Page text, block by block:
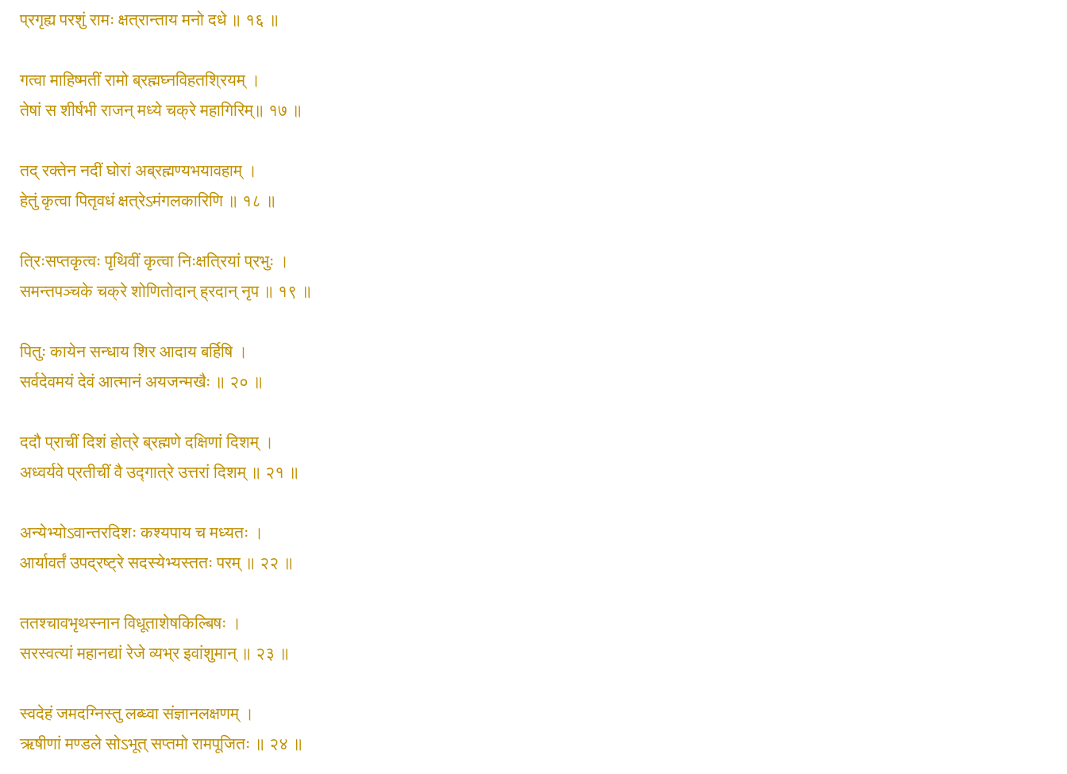
प्रगृह्य परशुं रामः क्षत्रान्ताय मनो दधे ॥ १६ ॥
गत्वा माहिष्मतीं रामो ब्रह्मघ्नविहतश्रियम् ।
तेषां स शीर्षभी राजन् मध्ये चक्रे महागिरिम्॥ १७ ॥
तद् रक्तेन नदीं घोरां अब्रह्मण्यभयावहाम् ।
हेतुं कृत्वा पितृवधं क्षत्रेऽमंगलकारिणि ॥ १८ ॥
त्रिःसप्तकृत्वः पृथिवीं कृत्वा निःक्षत्रियां प्रभुः ।
समन्तपञ्चके चक्रे शोणितोदान् ह्रदान् नृप ॥ १९ ॥
पितुः कायेन सन्धाय शिर आदाय बर्हिषि ।
सर्वदेवमयं देवं आत्मानं अयजन्मखैः ॥ २० ॥
ददौ प्राचीं दिशं होत्रे ब्रह्मणे दक्षिणां दिशम् ।
अध्वर्यवे प्रतीचीं वै उद्‍गात्रे उत्तरां दिशम् ॥ २१ ॥
अन्येभ्योऽवान्तरदिशः कश्यपाय च मध्यतः ।
आर्यावर्तं उपद्रष्ट्रे सदस्येभ्यस्ततः परम् ॥ २२ ॥
ततश्चावभृथस्नान विधूताशेषकिल्बिषः ।
सरस्वत्यां महानद्यां रेजे व्यभ्र इवांशुमान् ॥ २३ ॥
स्वदेहं जमदग्निस्तु लब्ध्वा संज्ञानलक्षणम् ।
ऋषीणां मण्डले सोऽभूत् सप्तमो रामपूजितः ॥ २४ ॥